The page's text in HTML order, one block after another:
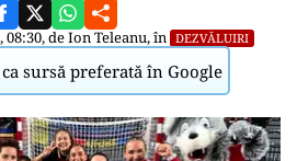
08:30, deIon Teleanu, în DEZVĂLUIRI
sursă preferată în Google